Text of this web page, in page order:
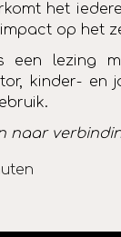
het
op het
een lezing
kinder- en
naar